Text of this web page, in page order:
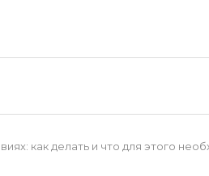
как делать и что для этого